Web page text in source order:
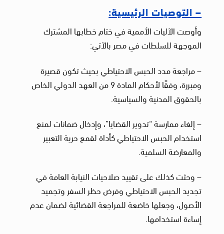
– التوصيات الرئيسية:
وأوصت الآليات الأممية في ختام خطابها المشترك
الموجهة للسلطات في مصر بالآتي:
– مراجعة مدد الحبس الاحتياطي بحيث تكون قصيرة
ومبررة، وفقًا لأحكام المادة 9 من العهد الدولي الخاص
بالحقوق المدنية والسياسية.
– إلغاء ممارسة “تدوير القضايا”، وإدخال ضمانات لمنع
استخدام الحبس الاحتياطي كأداة لقمع حرية التعبير
والمعارضة السلمية.
– وحثت كذلك على تقييد صلاحيات النيابة العامة في
تجديد الحبس الاحتياطي وفرض حظر السفر وتجميد
الأصول، وجعلها خاضعة للمراجعة القضائية لضمان عدم
إساءة استخدامها.